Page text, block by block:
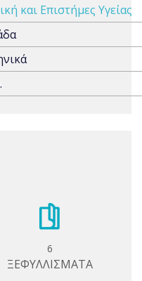
και Επιστήμες Υγείας
6
ΞΕΦΥΛΛΙΣΜΑΤΑ